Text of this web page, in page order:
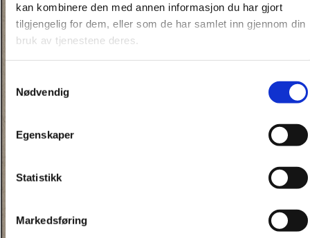
kan kombinere den med annen informasjon du har gjort
tilgjengelig for dem, eller som de har samlet inn gjennom din
bruk av tjenestene deres.
Nødvendig
Egenskaper
Statistikk
Markedsføring